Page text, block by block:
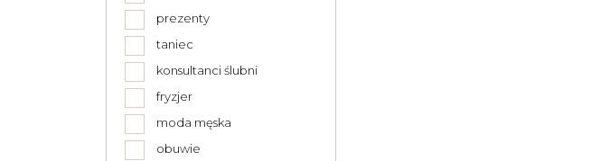
prezenty
taniec
konsultanci ślubni
fryzjer
moda męska
obuwie